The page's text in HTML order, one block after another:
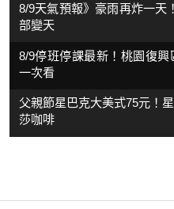
8/9天氣預報》豪雨再炸一
部變天
8/9停班停課最新！桃園復
一次看
父親節星巴克大美式75元！
莎咖啡